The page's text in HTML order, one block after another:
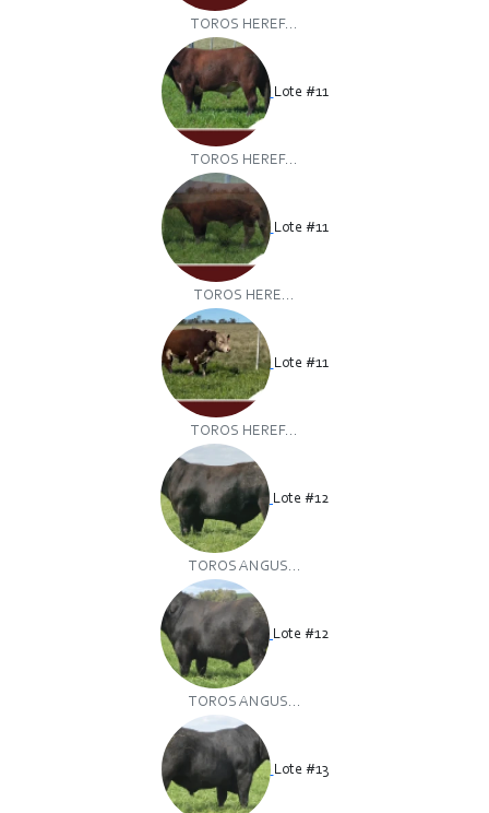
TOROS HEREF...
Lote #11
TOROS HEREF...
Lote #11
TOROS HERE...
Lote #11
TOROS HEREF...
Lote #12
TOROS ANGUS...
Lote #12
TOROS ANGUS...
Lote #13